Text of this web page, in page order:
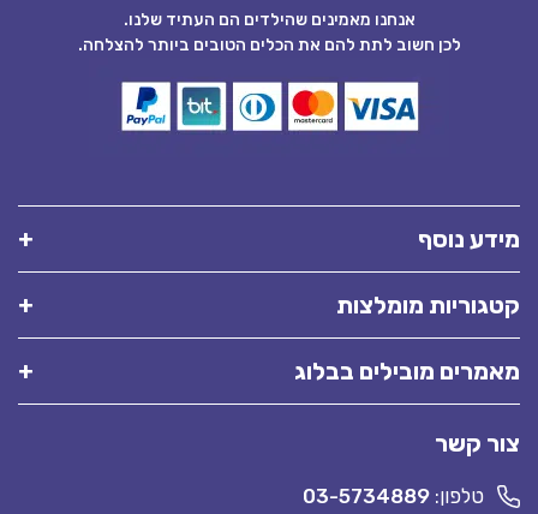
אנחנו מאמינים שהילדים הם העתיד שלנו.
לכן חשוב לתת להם את הכלים הטובים ביותר להצלחה.
מידע נוסף
קטגוריות מומלצות
מאמרים מובילים בבלוג
צור קשר
טלפון: 03-5734889